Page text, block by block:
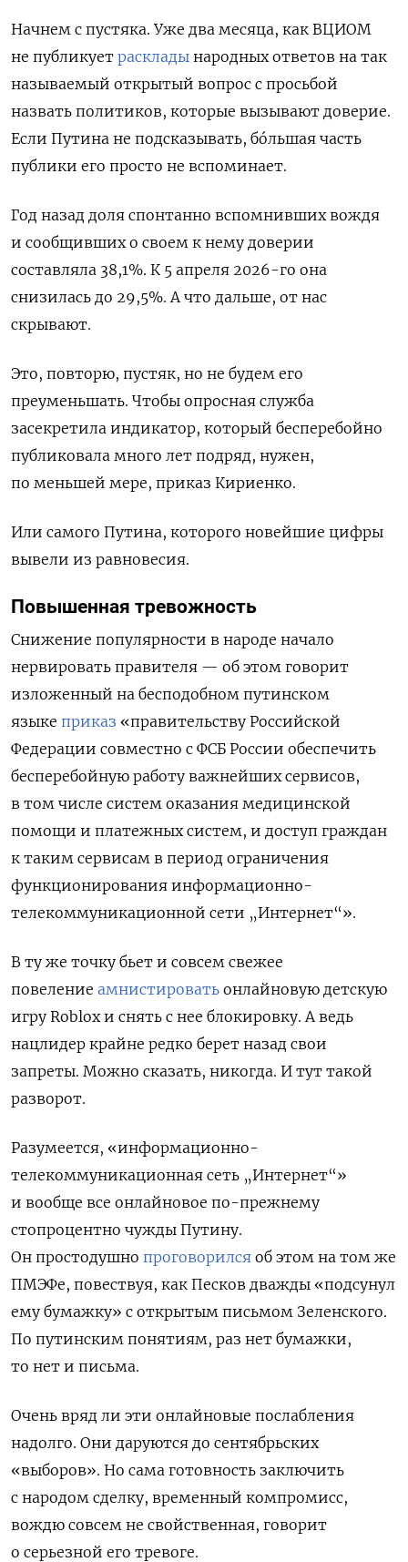
Начнем с пустяка. Уже два месяца, как ВЦИОМ
не публикует расклады народных ответов на так
называемый открытый вопрос с просьбой
назвать политиков, которые вызывают доверие.
Если Путина не подсказывать, бóльшая часть
публики его просто не вспоминает.
Год назад доля спонтанно вспомнивших вождя
и сообщивших о своем к нему доверии
составляла 38,1%. К 5 апреля 2026-го она
снизилась до 29,5%. А что дальше, от нас
скрывают.
Это, повторю, пустяк, но не будем его
преуменьшать. Чтобы опросная служба
засекретила индикатор, который бесперебойно
публиковала много лет подряд, нужен,
по меньшей мере, приказ Кириенко.
Или самого Путина, которого новейшие цифры
вывели из равновесия.
Повышенная тревожность
Снижение популярности в народе начало
нервировать правителя — об этом говорит
изложенный на бесподобном путинском
языке приказ «правительству Российской
Федерации совместно с ФСБ России обеспечить
бесперебойную работу важнейших сервисов,
в том числе систем оказания медицинской
помощи и платежных систем, и доступ граждан
к таким сервисам в период ограничения
функционирования информационно-
телекоммуникационной сети „Интернет“».
В ту же точку бьет и совсем свежее
повеление амнистировать онлайновую детскую
игру Roblox и снять с нее блокировку. А ведь
нацлидер крайне редко берет назад свои
запреты. Можно сказать, никогда. И тут такой
разворот.
Разумеется, «информационно-
телекоммуникационная сеть „Интернет“»
и вообще все онлайновое по-прежнему
стопроцентно чужды Путину.
Он простодушно проговорился об этом на том же
ПМЭФе, повествуя, как Песков дважды «подсунул
ему бумажку» с открытым письмом Зеленского.
По путинским понятиям, раз нет бумажки,
то нет и письма.
Очень вряд ли эти онлайновые послабления
надолго. Они даруются до сентябрьских
«выборов». Но сама готовность заключить
с народом сделку, временный компромисс,
вождю совсем не свойственная, говорит
о серьезной его тревоге.